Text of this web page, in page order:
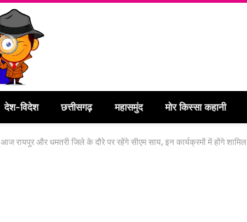
देश-विदेश छत्तीसगढ़ महासमुंद मोर किस्सा कहानी
आज रायपुर और धमतरी जिले के दौरे पर रहेंगे सीएम साय, इन कार्यक्रमों में होंगे शामिल